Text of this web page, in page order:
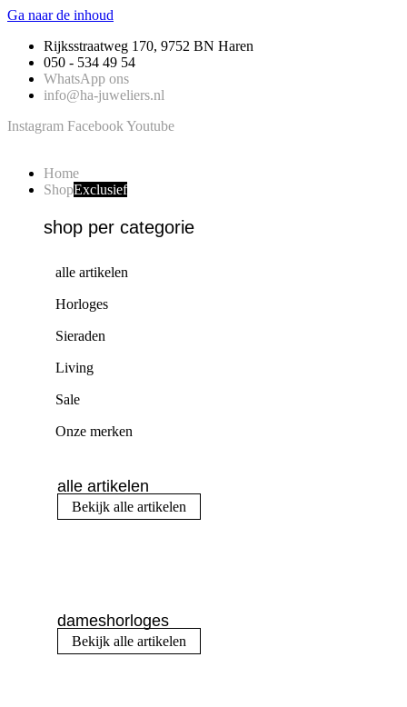
Ga naar de inhoud
Rijksstraatweg 170, 9752 BN Haren
050 - 534 49 54
WhatsApp ons
info@ha-juweliers.nl
Instagram Facebook Youtube
Home
ShopExclusief
shop per categorie
alle artikelen
Horloges
Sieraden
Living
Sale
Onze merken
alle artikelen
Bekijk alle artikelen
dameshorloges
Bekijk alle artikelen